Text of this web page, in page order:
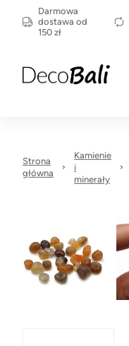
Darmowa
dostawa od
150 zł
Strona
główna
Kamienie
i
minerały